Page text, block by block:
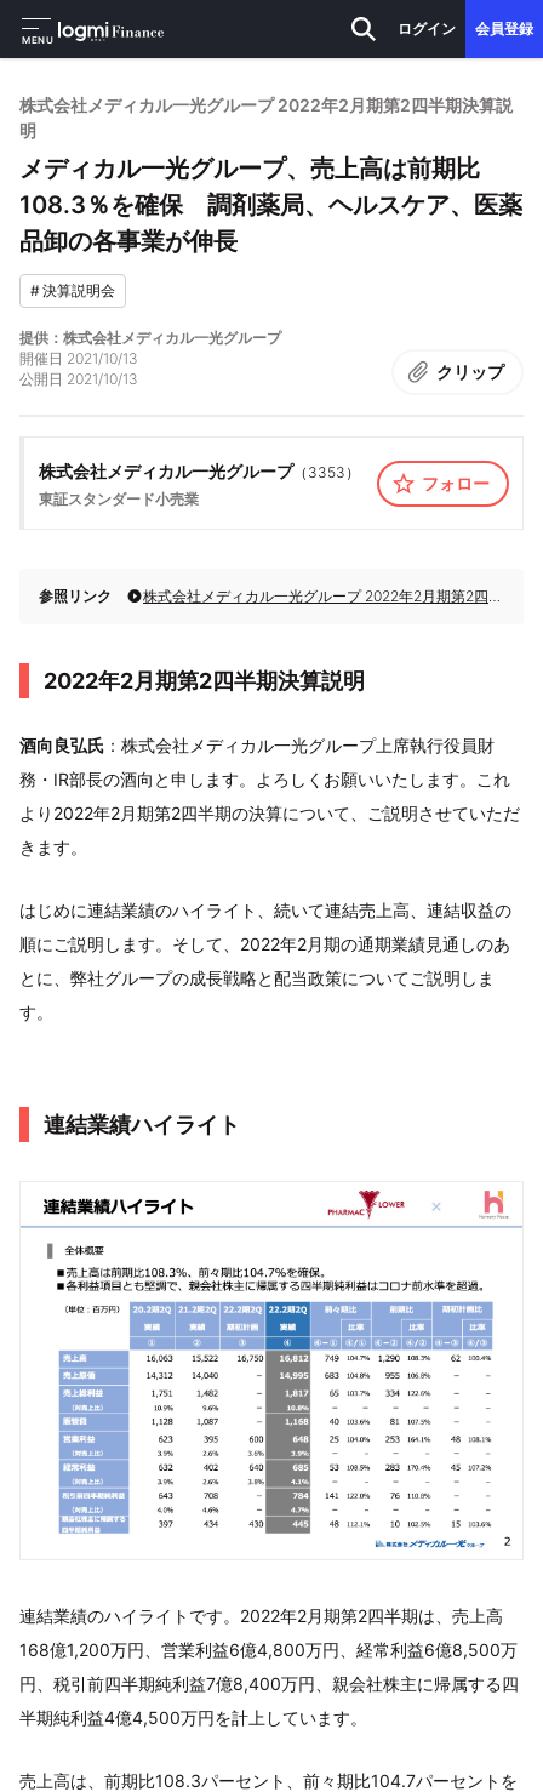
MENU
ログイン 会員登録
株式会社メディカル一光グループ 2022年2月期第2四半期決算説
明
メディカル一光グループ、売上高は前期比
108.3％を確保 調剤薬局、ヘルスケア、医薬
品卸の各事業が伸長
#決算説明会
提供：株式会社メディカル一光グループ
開催日 2021/10/13
公開日 2021/10/13 クリップ
株式会社メディカル一光グループ（ 3353 ）
東証スタンダード小売業
フォロー
参照リンク 株式会社メディカル一光グループ 2022年2月期第2四半期決算説明
2022年2月期第2四半期決算説明
酒向良弘氏 ：株式会社メディカル一光グループ上席執行役員財
務・IR部長の酒向と申します。よろしくお願いいたします。これ
より2022年2月期第2四半期の決算について、ご説明させていただ
きます。
はじめに連結業績のハイライト、続いて連結売上高、連結収益の
順にご説明します。そして、2022年2月期の通期業績見通しのあ
とに、弊社グループの成長戦略と配当政策についてご説明しま
す。
連結業績ハイライト
連結業績のハイライトです。2022年2月期第2四半期は、売上高
168億1,200万円、営業利益6億4,800万円、経常利益6億8,500万
円、税引前四半期純利益7億8,400万円、親会社株主に帰属する四
半期純利益4億4,500万円を計上しています。
売上高は、前期比108.3パーセント、前々期比104.7パーセントを